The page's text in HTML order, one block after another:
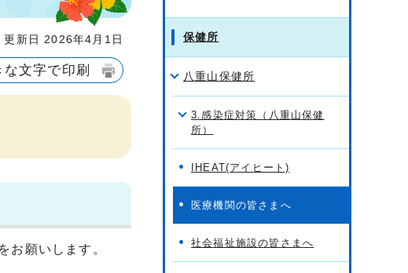
新日 2026年4月1日
な文字で印刷
お願いします。
保健所
八重山保健所
3.感染症対策（八重山保健
所）
IHEAT(アイヒート)
医療機関の皆さまへ
社会福祉施設の皆さまへ